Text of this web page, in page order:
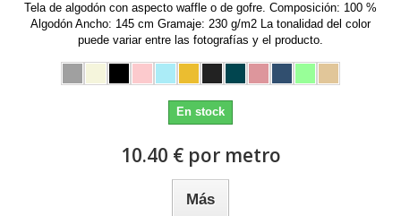
Tela de algodón con aspecto waffle o de gofre. Composición: 100 %
Algodón Ancho: 145 cm Gramaje: 230 g/m2 La tonalidad del color
puede variar entre las fotografías y el producto.
En stock
10.40 € por metro
Más